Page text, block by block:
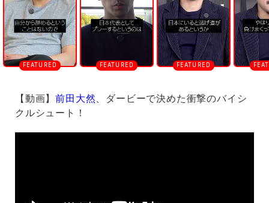
【動画】前田大然 、ダービーで決めた衝撃のバイシ
クルシュート！